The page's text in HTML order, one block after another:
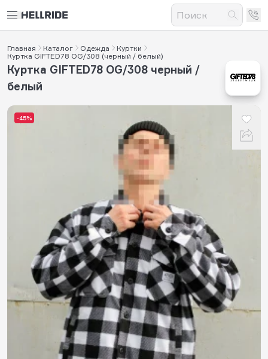
Главная Каталог Одежда
Куртки
Куртка GIFTED78 OG/308 (черный / белый)
-45%
Куртка GIFTED78 OG/308 черный /
белый